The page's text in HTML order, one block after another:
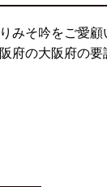
みそ吟をご愛
府の大阪府の